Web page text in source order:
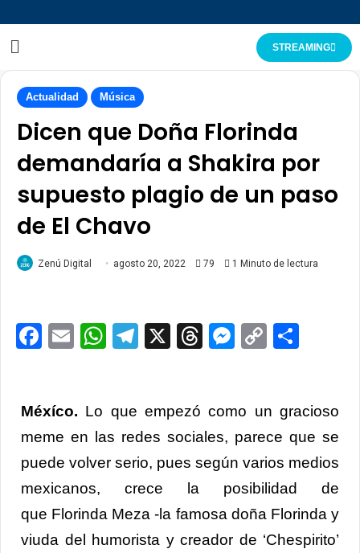
STREAMING
Actualidad Música
Dicen que Doña Florinda
demandaría a Shakira por
supuesto plagio de un paso
de El Chavo
Zenú Digital agosto 20, 2022 79 1 Minuto de lectura
Facebook
EmailWhatsApp
Telegram
X ThreadsCopy
Méxíco. Lo que empezó como un gracioso
meme en las redes sociales, parece que se
puede volver serio, pues según varios medios
mexicanos, crece la posibilidad de
que Florinda Meza -la famosa doña Florinda y
viuda del humorista y creador de ‘Chespirito’